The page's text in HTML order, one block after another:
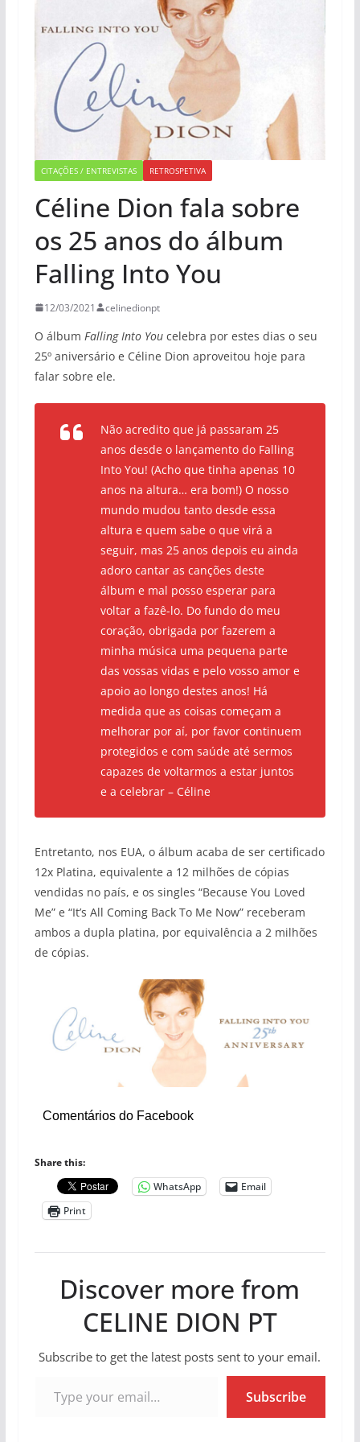
CITAÇÕES / ENTREVISTAS RETROSPETIVA
Céline Dion fala sobre
os 25 anos do álbum
Falling Into You
12/03/2021 celinedionpt
O álbum Falling Into Youcelebra por estes dias o seu
25º aniversário e Céline Dion aproveitou hoje para
falar sobre ele.
Não acredito que já passaram 25
anos desde o lançamento do Falling
Into You! (Acho que tinha apenas 10
anos na altura… era bom!) O nosso
mundo mudou tanto desde essa
altura e quem sabe o que virá a
seguir, mas 25 anos depois eu ainda
adoro cantar as canções deste
álbum e mal posso esperar para
voltar a fazê-lo. Do fundo do meu
coração, obrigada por fazerem a
minha música uma pequena parte
das vossas vidas e pelo vosso amor e
apoio ao longo destes anos! Há
medida que as coisas começam a
melhorar por aí, por favor continuem
protegidos e com saúde até sermos
capazes de voltarmos a estar juntos
e a celebrar – Céline
Entretanto, nos EUA, o álbum acaba de ser certificado
12x Platina, equivalente a 12 milhões de cópias
vendidas no país, e os singles “Because You Loved
Me” e “It’s All Coming Back To Me Now” receberam
ambos a dupla platina, por equivalência a 2 milhões
de cópias.
Comentários do Facebook
Share this:
WhatsApp
Email
Print
Discover more from
CELINE DION PT
Subscribe to get the latest posts sent to your email.
Subscribe